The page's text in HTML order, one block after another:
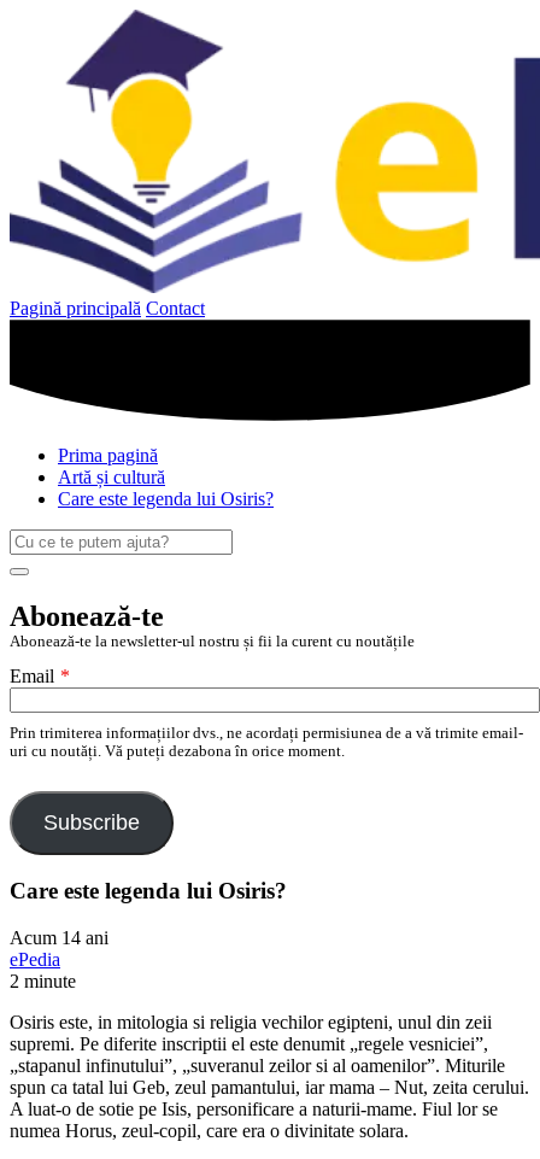
Pagină principală Contact
Prima pagină
Artă și cultură
Care este legenda lui Osiris?
Caută
după:
Search
Abonează-te
Abonează-te la newsletter-ul nostru și fii la curent cu noutățile
Email *
Prin trimiterea informațiilor dvs., ne acordați permisiunea de a vă trimite email-
uri cu noutăți. Vă puteți dezabona în orice moment.
Subscribe
Care este legenda lui Osiris?
Acum 14 ani
ePedia
2 minute
Osiris este, in mitologia si religia vechilor egipteni, unul din zeii
supremi. Pe diferite inscriptii el este denumit „regele vesniciei”,
„stapanul infinutului”, „suveranul zeilor si al oamenilor”. Miturile
spun ca tatal lui Geb, zeul pamantului, iar mama – Nut, zeita cerului.
A luat-o de sotie pe Isis, personificare a naturii-mame. Fiul lor se
numea Horus, zeul-copil, care era o divinitate solara.